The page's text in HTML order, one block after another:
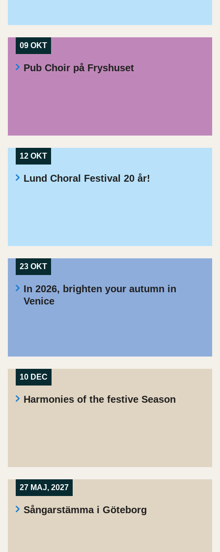
09 OKT
Pub Choir på Fryshuset
12 OKT
Lund Choral Festival 20 år!
23 OKT
In 2026, brighten your autumn in
Venice
10 DEC
Harmonies of the festive Season
27 MAJ, 2027
Sångarstämma i Göteborg